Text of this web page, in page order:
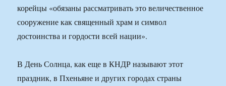
корейцы «обязаны рассматривать это величественное
сооружение как священный храм и символ
достоинства и гордости всей нации».
В День Солнца, как еще в КНДР называют этот
праздник, в Пхеньяне и других городах страны